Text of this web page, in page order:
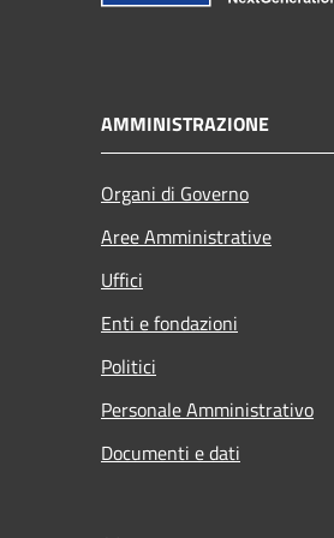
AMMINISTRAZIONE
Organi di Governo
Aree Amministrative
Uffici
Enti e fondazioni
Politici
Personale Amministrativo
Documenti e dati